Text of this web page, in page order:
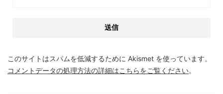
このサイトはスパムを低減するために Akismet を使っています。
コメントデータの処理方法の詳細はこちらをご覧ください。